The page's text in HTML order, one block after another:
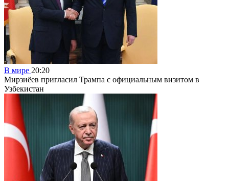
В мире 20:20
Мирзиёев пригласил Трампа с официальным визитом в
Узбекистан